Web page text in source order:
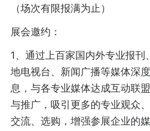
（场次有限报满为止）
展会邀约：
1、通过上百家国内外专业报刊
地电视台、新闻广播等媒体深
息，与各专业媒体达成互动联
与推广，吸引更多的专业观众
交流、选购，增强参展企业的